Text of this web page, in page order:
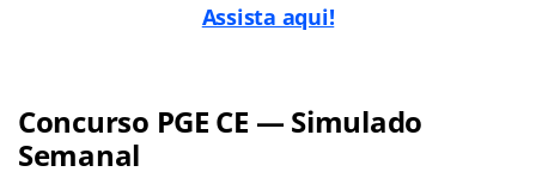
Assista aqui!
Concurso PGE CE — Simulado
Semanal